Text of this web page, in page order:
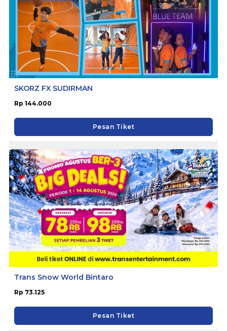
SKORZ FX SUDIRMAN
Rp 144.000
Pesan Tiket
Trans Snow World Bintaro
Rp 73.125
Pesan Tiket